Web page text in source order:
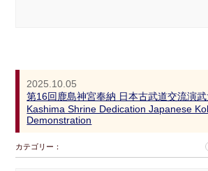
2025.10.05
第16回鹿島神宮奉納 日本古武道交流演
Kashima Shrine Dedication Japanese
Demonstration
カテゴリー：